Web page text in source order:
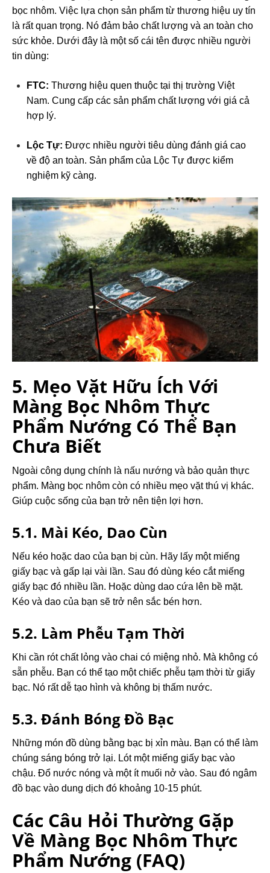
bọc nhôm. Việc lựa chọn sản phẩm từ thương hiệu uy tín
là rất quan trọng. Nó đảm bảo chất lượng và an toàn cho
sức khỏe. Dưới đây là một số cái tên được nhiều người
tin dùng:
FTC: Thương hiệu quen thuộc tại thị trường Việt
Nam. Cung cấp các sản phẩm chất lượng với giá cả
hợp lý.
Lộc Tự: Được nhiều người tiêu dùng đánh giá cao
về độ an toàn. Sản phẩm của Lộc Tự được kiểm
nghiệm kỹ càng.
5. Mẹo Vặt Hữu Ích Với
Màng Bọc Nhôm Thực
Phẩm Nướng Có Thể Bạn
Chưa Biết
Ngoài công dụng chính là nấu nướng và bảo quản thực
phẩm. Màng bọc nhôm còn có nhiều mẹo vặt thú vị khác.
Giúp cuộc sống của bạn trở nên tiện lợi hơn.
5.1. Mài Kéo, Dao Cùn
Nếu kéo hoặc dao của bạn bị cùn. Hãy lấy một miếng
giấy bạc và gấp lại vài lần. Sau đó dùng kéo cắt miếng
giấy bạc đó nhiều lần. Hoặc dùng dao cứa lên bề mặt.
Kéo và dao của bạn sẽ trở nên sắc bén hơn.
5.2. Làm Phễu Tạm Thời
Khi cần rót chất lỏng vào chai có miệng nhỏ. Mà không có
sẵn phễu. Bạn có thể tạo một chiếc phễu tạm thời từ giấy
bạc. Nó rất dễ tạo hình và không bị thấm nước.
5.3. Đánh Bóng Đồ Bạc
Những món đồ dùng bằng bạc bị xỉn màu. Bạn có thể làm
chúng sáng bóng trở lại. Lót một miếng giấy bạc vào
chậu. Đổ nước nóng và một ít muối nở vào. Sau đó ngâm
đồ bạc vào dung dịch đó khoảng 10-15 phút.
Các Câu Hỏi Thường Gặp
Về Màng Bọc Nhôm Thực
Phẩm Nướng (FAQ)